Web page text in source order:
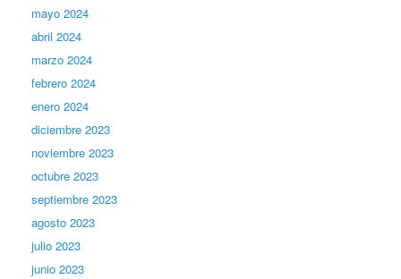
mayo 2024
abril 2024
marzo 2024
febrero 2024
enero 2024
diciembre 2023
noviembre 2023
octubre 2023
septiembre 2023
agosto 2023
julio 2023
junio 2023